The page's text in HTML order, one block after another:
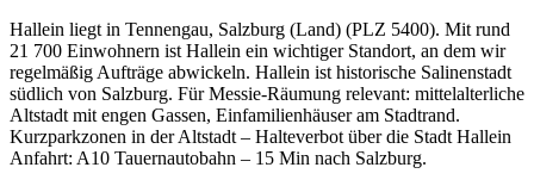
Hallein liegt in Tennengau, Salzburg (Land) (PLZ 5400). Mit rund
21 700 Einwohnern ist Hallein ein wichtiger Standort, an dem wir
regelmäßig Aufträge abwickeln. Hallein ist historische Salinenstadt
südlich von Salzburg. Für Messie-Räumung relevant: mittelalterliche
Altstadt mit engen Gassen, Einfamilienhäuser am Stadtrand.
Kurzparkzonen in der Altstadt – Halteverbot über die Stadt Hallein
Anfahrt: A10 Tauernautobahn – 15 Min nach Salzburg.